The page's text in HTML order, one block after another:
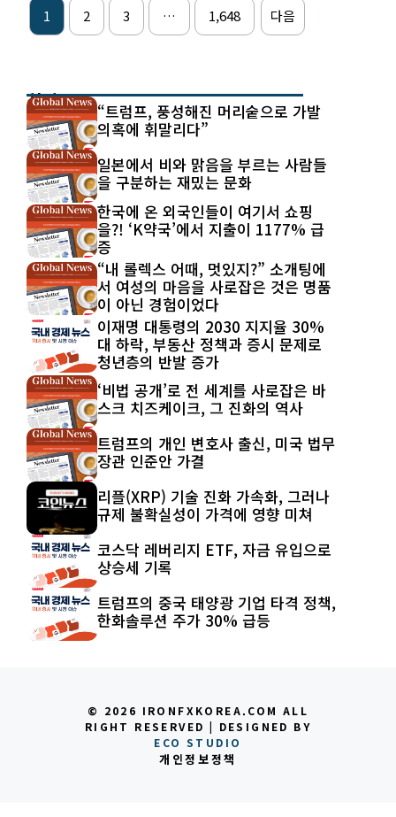
1 2 3 … 1,648 다음
최신 글
“트럼프, 풍성해진 머리숱으로 가발
의혹에 휘말리다”
일본에서 비와 맑음을 부르는 사람들
을 구분하는 재밌는 문화
한국에 온 외국인들이 여기서 쇼핑
을?! ‘K약국’에서 지출이 1177% 급
증
“내 롤렉스 어때, 멋있지?” 소개팅에
서 여성의 마음을 사로잡은 것은 명품
이 아닌 경험이었다
이재명 대통령의 2030 지지율 30%
대 하락, 부동산 정책과 증시 문제로
청년층의 반발 증가
‘비법 공개’로 전 세계를 사로잡은 바
스크 치즈케이크, 그 진화의 역사
트럼프의 개인 변호사 출신, 미국 법무
장관 인준안 가결
리플(XRP) 기술 진화 가속화, 그러나
규제 불확실성이 가격에 영향 미쳐
코스닥 레버리지 ETF, 자금 유입으로
상승세 기록
트럼프의 중국 태양광 기업 타격 정책,
한화솔루션 주가 30% 급등
© 2026 IRONFXKOREA.COM ALL
RIGHT RESERVED | DESIGNED BY
ECO STUDIO
개인정보정책